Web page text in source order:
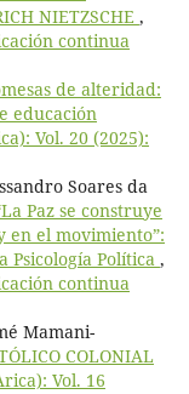
NIETZSCHE ,
continua
de alteridad:
educación
Vol. 20 (2025):
Soares da
Paz se construye
el movimiento”:
Psicología Política ,
continua
Mamani-
COLONIAL
Vol. 16